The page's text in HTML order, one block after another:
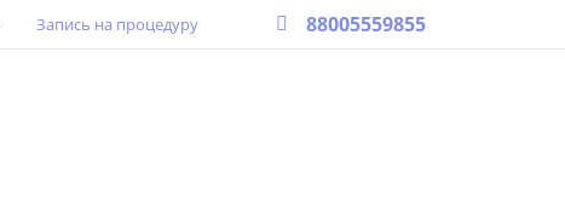
Запись на процедуру 88005559855